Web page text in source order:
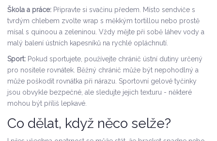
Škola a práce: Připravte si svačinu předem. Místo sendviče s
tvrdým chlebem zvolte wrap s měkkým tortillou nebo prostě
mísal s quinoou a zeleninou. Vždy mějte při sobě láhev vody a
malý balení ústních kapesníků na rychlé opláchnutí.
Sport: Pokud sportujete, používejte chránič ústní dutiny určený
pro nositele rovnátek. Běžný chránič může být nepohodlný a
může poškodit rovnátka při nárazu. Sportovní gelové tyčinky
jsou obvykle bezpečné, ale sledujte jejich texturu - některé
mohou být příliš lepkavé.
Co dělat, když něco selže?